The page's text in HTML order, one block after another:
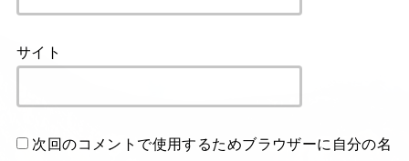
サイト
次回のコメントで使用するためブラウザーに自分の名